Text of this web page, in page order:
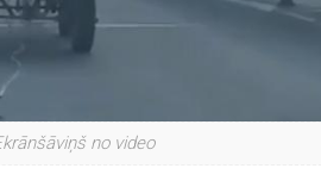
no video